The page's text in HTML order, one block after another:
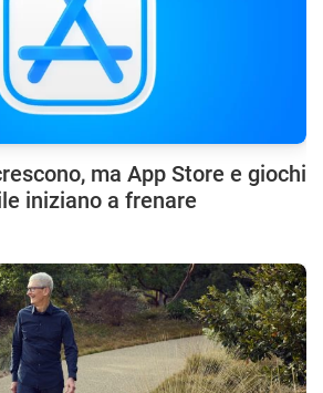
ma App Store e giochi
iniziano a frenare